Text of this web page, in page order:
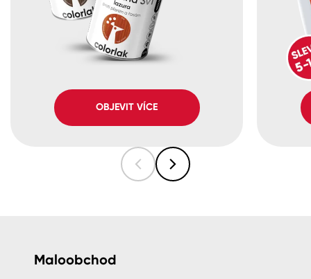
OBJEVIT VÍCE
Maloobchod